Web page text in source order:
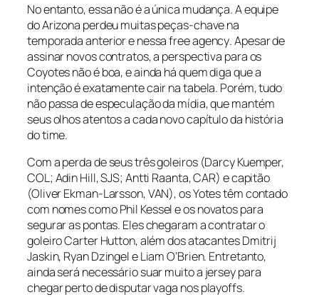
No entanto, essa não é a única mudança. A equipe
do Arizona perdeu muitas peças-chave na
temporada anterior e nessafree agency. Apesar de
assinar novos contratos, a perspectiva para os
Coyotes não é boa, e ainda há quem diga que a
intenção é exatamente cair na tabela. Porém, tudo
não passa de especulação da mídia, que mantém
seus olhos atentos a cada novo capítulo da história
do time.
Com a perda de seus três goleiros (Darcy Kuemper,
COL; Adin Hill, SJS; Antti Raanta, CAR) e capitão
(Oliver Ekman-Larsson, VAN), os Yotes têm contado
com nomes como Phil Kessel e os novatos para
segurar as pontas. Eles chegaram a contratar o
goleiro Carter Hutton, além dos atacantes Dmitrij
Jaskin, Ryan Dzingel e Liam O’Brien. Entretanto,
ainda será necessário suar muito a jerseypara
chegar perto de disputar vaga nosplayoffs.